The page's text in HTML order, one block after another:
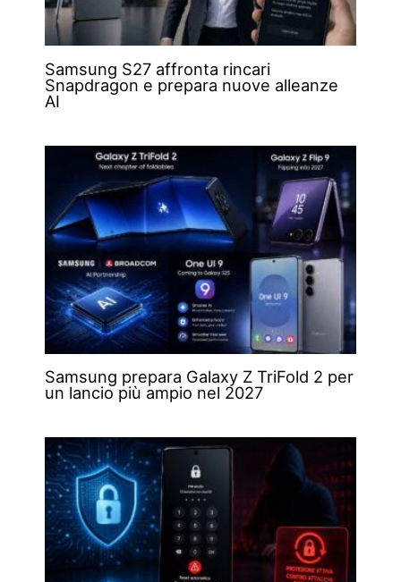
Samsung S27 affronta rincari
Snapdragon e prepara nuove alleanze
AI
Samsung prepara Galaxy Z TriFold 2 per
un lancio più ampio nel 2027